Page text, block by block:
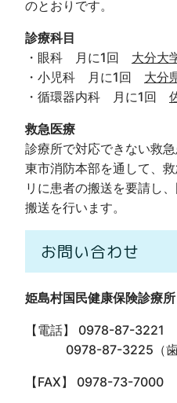
のとおりです。
診療科目
・眼科 月に1回 大分大
・小児科 月に1回 大分
・循環器内科 月に1回
救急医療
診療所で対応できない救
東市消防本部を通して、
リに患者の搬送を要請し
搬送を行います。
お問い合わせ
姫島村国民健康保険診療所
【電話】 0978-87-3221
0978-87-3225（歯
【FAX】 0978-73-7000